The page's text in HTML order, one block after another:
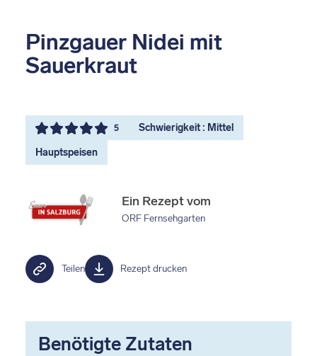
Pinzgauer Nidei mit
Sauerkraut
5 Schwierigkeit : Mittel
Hauptspeisen
Ein Rezept vom
ORF Fernsehgarten
Teilen Rezept drucken
Benötigte Zutaten